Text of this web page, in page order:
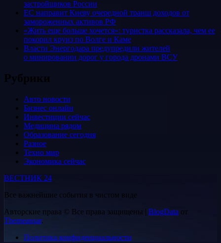
застройщиков России
ЕС направит Киеву очередной транш доходов от
замороженных активов РФ
«Жить еще больше хочется»: туристка рассказала, чем ее
покорил круиз по Волге и Каме
Власти Энергодара предупредили жителей
о минировании дорог у города дронами ВСУ
Рубрики
Авто новости
Бизнес онлайн
Инвестиции сейчас
Медицина рядом
Образование сегодня
Разное
Техно мир
Экономика сейчас
ВЕСТНИК 24
Все важнейшие события в чистом виде
Авторские права © Все права защищены | BlogData от
Themeansar.
Политика конфиденциальности